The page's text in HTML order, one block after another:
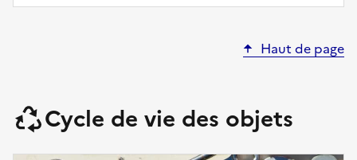
Haut de page
Cycle de vie des objets